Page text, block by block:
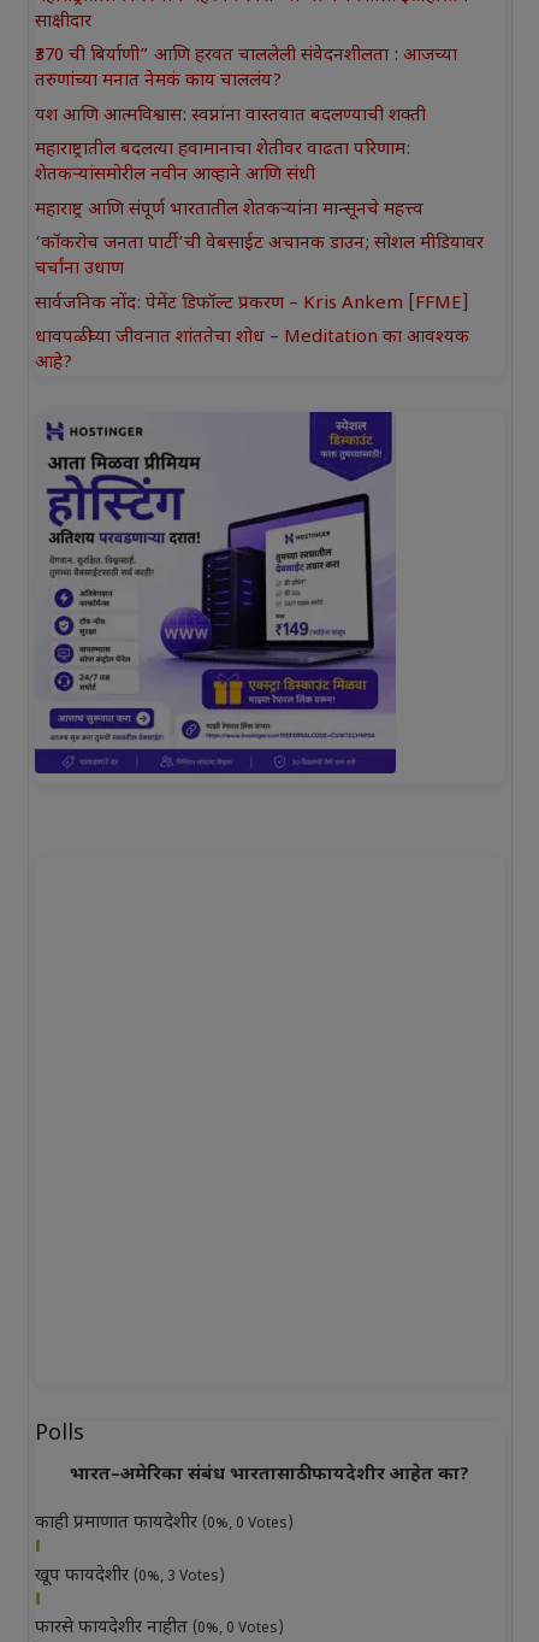
साक्षीदार
₹370 ची बिर्याणी” आणि हरवत चाललेली संवेदनशीलता : आजच्या
तरुणांच्या मनात नेमकं काय चाललंय?
यश आणि आत्मविश्वास: स्वप्नांना वास्तवात बदलण्याची शक्ती
महाराष्ट्रातील बदलत्या हवामानाचा शेतीवर वाढता परिणाम:
शेतकऱ्यांसमोरील नवीन आव्हाने आणि संधी
महाराष्ट्र आणि संपूर्ण भारतातील शेतकऱ्यांना मान्सूनचे महत्त्व
‘कॉकरोच जनता पार्टी’ची वेबसाईट अचानक डाउन; सोशल मीडियावर
चर्चांना उधाण
सार्वजनिक नोंद: पेमेंट डिफॉल्ट प्रकरण – Kris Ankem [FFME]
धावपळीच्या जीवनात शांततेचा शोध – Meditation का आवश्यक
आहे?
Polls
भारत–अमेरिका संबंध भारतासाठी फायदेशीर आहेत का?
काही प्रमाणात फायदेशीर (0%, 0 Votes)
खूप फायदेशीर (0%, 3 Votes)
फारसे फायदेशीर नाहीत (0%, 0 Votes)